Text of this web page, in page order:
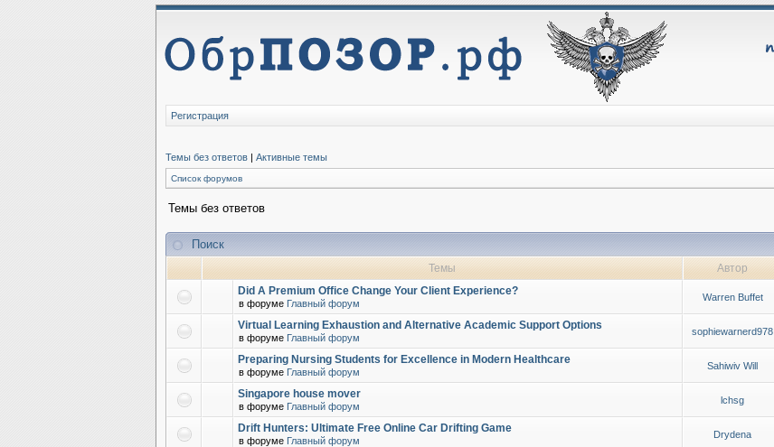
Регистрация
Темы без ответов | Активные темы
Список форумов
Темы без ответов
Поиск
Темы Автор
Did A Premium Office Change Your Client Experience?
в форуме Главный форум
Warren Buffet
Virtual Learning Exhaustion and Alternative Academic Support Options
в форуме Главный форум
sophiewarnerd978
Preparing Nursing Students for Excellence in Modern Healthcare
в форуме Главный форум
Sahiwiv Will
Singapore house mover
в форуме Главный форум
lchsg
Drift Hunters: Ultimate Free Online Car Drifting Game
в форуме Главный форум
Drydena